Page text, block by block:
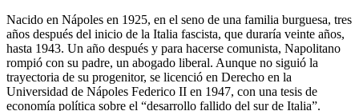
Nacido en Nápoles en 1925, en el seno de una familia burguesa, tres
años después del inicio de la Italia fascista, que duraría veinte años,
hasta 1943. Un año después y para hacerse comunista, Napolitano
rompió con su padre, un abogado liberal. Aunque no siguió la
trayectoria de su progenitor, se licenció en Derecho en la
Universidad de Nápoles Federico II en 1947, con una tesis de
economía política sobre el “desarrollo fallido del sur de Italia”.